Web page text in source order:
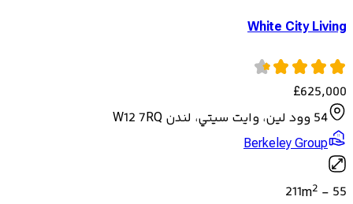
White City Living
£625,000
54 وود لين، وايت سيتي، لندن W12 7RQ
Berkeley Group
55
-
211m2